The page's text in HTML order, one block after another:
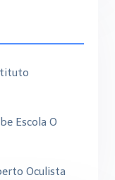
Escola O
Oculista